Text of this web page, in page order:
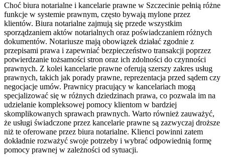
Choć biura notarialne i kancelarie prawne w Szczecinie pełnią różne
funkcje w systemie prawnym, często bywają mylone przez
klientów. Biura notarialne zajmują się przede wszystkim
sporządzaniem aktów notarialnych oraz poświadczaniem różnych
dokumentów. Notariusze mają obowiązek działać zgodnie z
przepisami prawa i zapewniać bezpieczeństwo transakcji poprzez
potwierdzanie tożsamości stron oraz ich zdolności do czynności
prawnych. Z kolei kancelarie prawne oferują szerszy zakres usług
prawnych, takich jak porady prawne, reprezentacja przed sądem czy
negocjacje umów. Prawnicy pracujący w kancelariach mogą
specjalizować się w różnych dziedzinach prawa, co pozwala im na
udzielanie kompleksowej pomocy klientom w bardziej
skomplikowanych sprawach prawnych. Warto również zauważyć,
że usługi świadczone przez kancelarie prawne są zazwyczaj droższe
niż te oferowane przez biura notarialne. Klienci powinni zatem
dokładnie rozważyć swoje potrzeby i wybrać odpowiednią formę
pomocy prawnej w zależności od sytuacji.